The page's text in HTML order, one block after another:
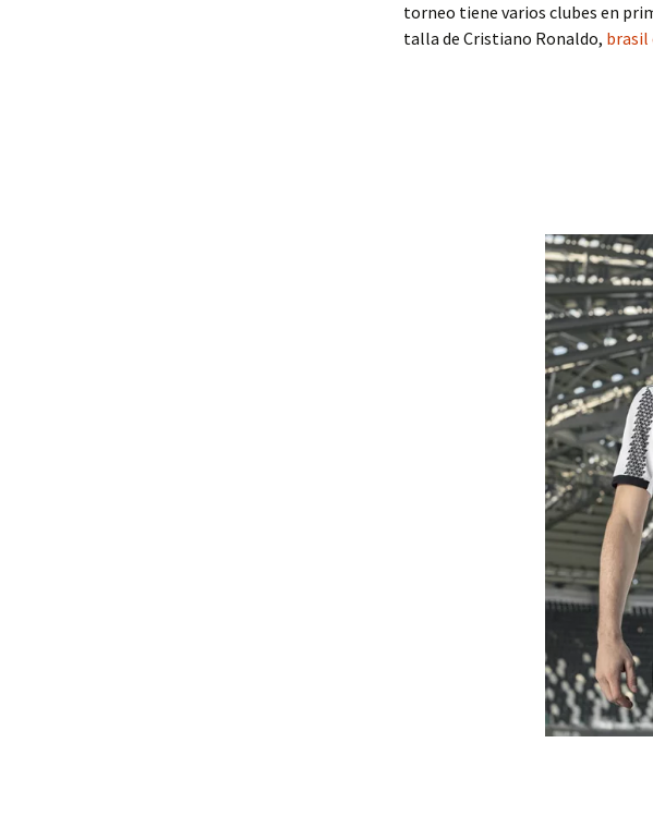
torneo tiene varios clubes en
talla de Cristiano Ronaldo, brasil